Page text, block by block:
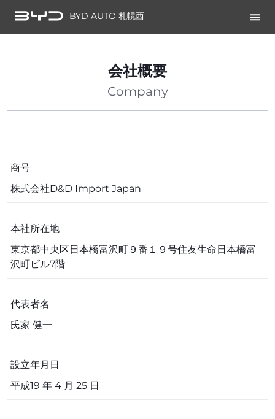
BYD AUTO 札幌西
会社概要
Company
商号
株式会社D&D Import Japan
本社所在地
東京都中央区日本橋富沢町９番１９号住友生命日本橋富
沢町ビル7階
代表者名
氏家 健一
設立年月日
平成19 年 4 月 25 日